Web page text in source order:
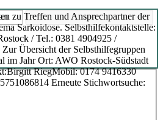
zu Treffen und Ansprechpartner der
Sarkoidose. Selbsthilfekontaktstelle:
/ Tel.: 0381 4904925 /
Übersicht der Selbsthilfegruppen
im Jahr Ort: AWO Rostock-Südstadt
RiegMobil: 0174 9416330
Erneute Stichwortsuche: